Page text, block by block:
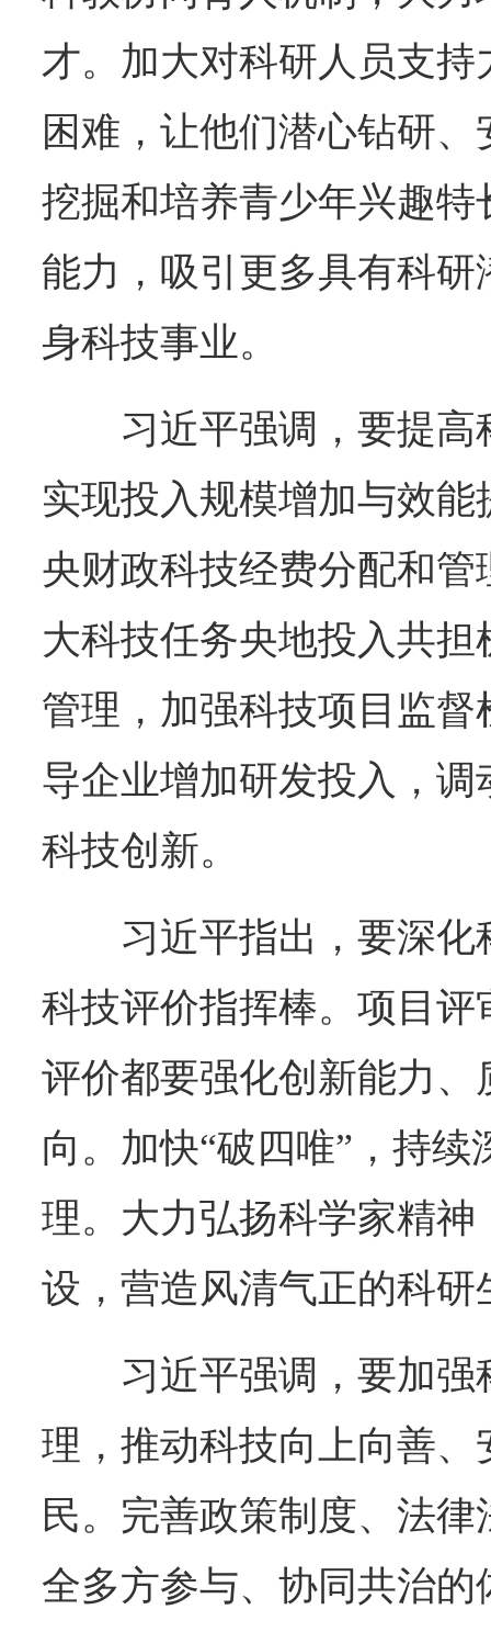
才。加大对科研人员支
困难，让他们潜心钻研
挖掘和培养青少年兴趣
能力，吸引更多具有科
身科技事业。
习近平强调，要提
实现投入规模增加与效
央财政科技经费分配和
大科技任务央地投入共
管理，加强科技项目监
导企业增加研发投入，
科技创新。
习近平指出，要深
科技评价指挥棒。项目
评价都要强化创新能力
向。加快“破四唯”，持续
理。大力弘扬科学家精
设，营造风清气正的科研
习近平强调，要加
理，推动科技向上向善
民。完善政策制度、法
全多方参与、协同共治